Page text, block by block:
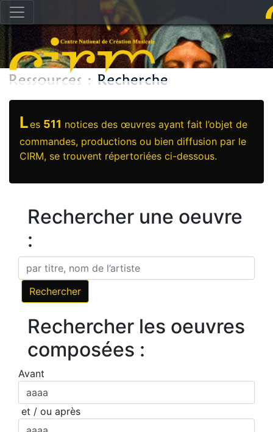
Les 511 notices des œuvres ayant fait l’objet de
commandes, productions ou bien diffusion par le
CIRM, se trouvent répertoriées ci-dessous.
Rechercher une oeuvre
:
Rechercher les oeuvres
composées :
Avant
et / ou après